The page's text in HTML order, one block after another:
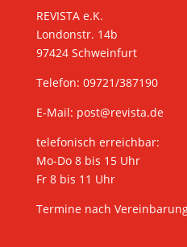
REVISTA e.K.
Londonstr. 14b
97424 Schweinfurt
Telefon: 09721/387190
E-Mail: post@revista.de
telefonisch erreichbar:
Mo-Do 8 bis 15 Uhr
Fr 8 bis 11 Uhr
Termine nach